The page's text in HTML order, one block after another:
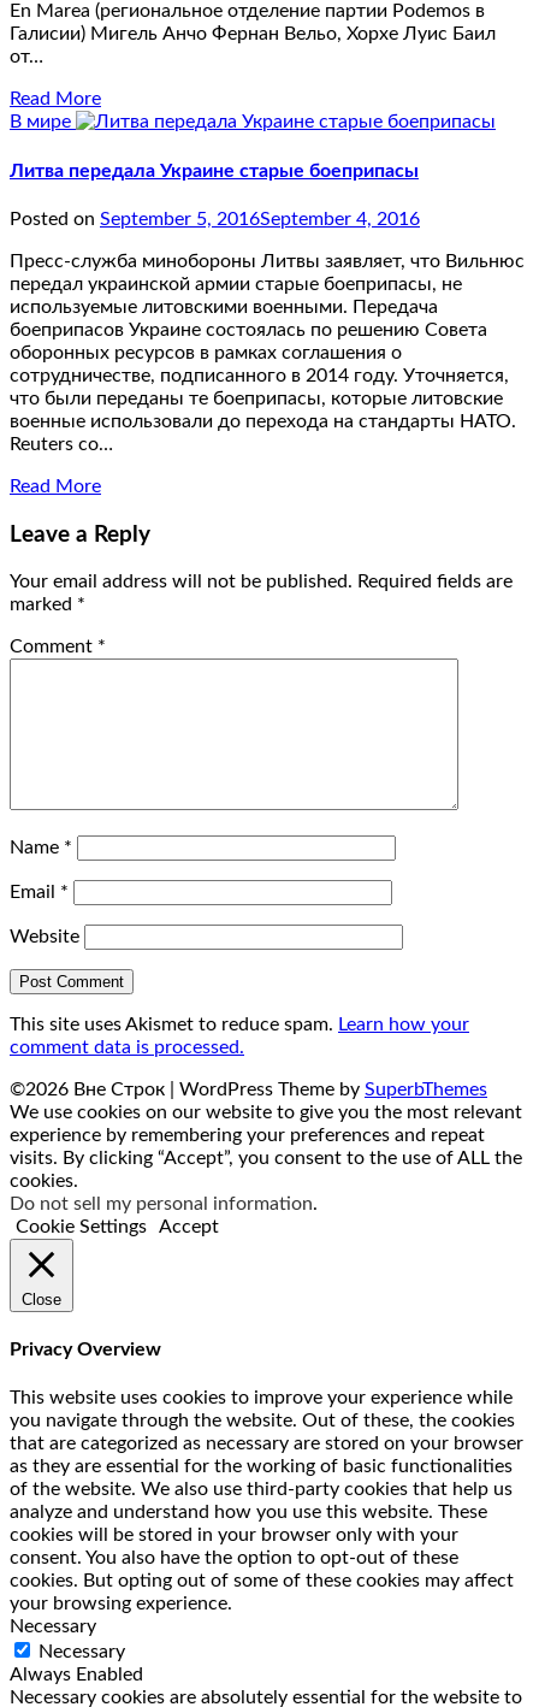
En Marea (региональное отделение партии Podemos в
Галисии) Мигель Анчо Фернан Вельо, Хорхе Луис Баил
от…
Read More
В мире
Литва передала Украине старые боеприпасы
Posted on September 5, 2016September 4, 2016
Пресс-служба минобороны Литвы заявляет, что Вильнюс
передал украинской армии старые боеприпасы, не
используемые литовскими военными. Передача
боеприпасов Украине состоялась по решению Совета
оборонных ресурсов в рамках соглашения о
сотрудничестве, подписанного в 2014 году. Уточняется,
что были переданы те боеприпасы, которые литовские
военные использовали до перехода на стандарты НАТО.
Reuters со…
Read More
Leave a Reply
Your email address will not be published. Required fields are
marked *
Comment *
Name *
Email *
Website
This site uses Akismet to reduce spam. Learn how your
comment data is processed.
©2026 Вне Строк | WordPress Theme by SuperbThemes
We use cookies on our website to give you the most relevant
experience by remembering your preferences and repeat
visits. By clicking “Accept”, you consent to the use of ALL the
cookies.
Do not sell my personal information.
Cookie Settings
Accept
Close
Privacy Overview
This website uses cookies to improve your experience while
you navigate through the website. Out of these, the cookies
that are categorized as necessary are stored on your browser
as they are essential for the working of basic functionalities
of the website. We also use third-party cookies that help us
analyze and understand how you use this website. These
cookies will be stored in your browser only with your
consent. You also have the option to opt-out of these
cookies. But opting out of some of these cookies may affect
your browsing experience.
Necessary
Necessary
Always Enabled
Necessary cookies are absolutely essential for the website to